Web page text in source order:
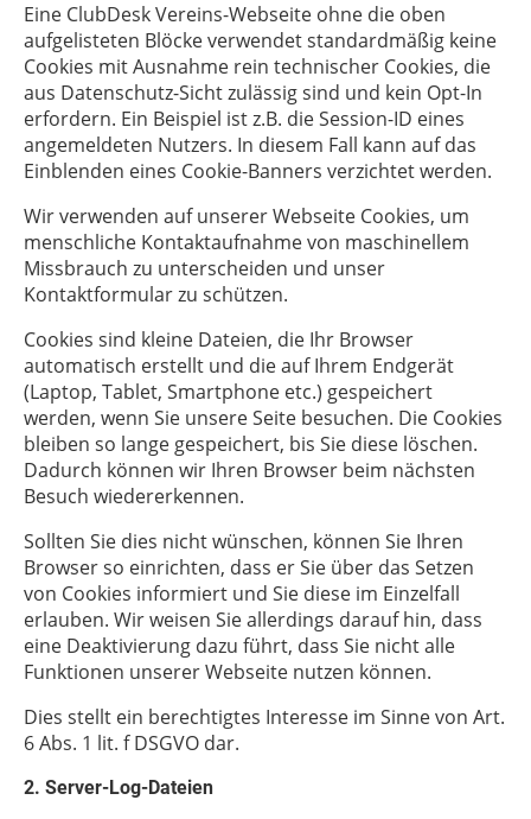
Eine ClubDesk Vereins-Webseite ohne die oben
aufgelisteten Blöcke verwendet standardmäßig keine
Cookies mit Ausnahme rein technischer Cookies, die
aus Datenschutz-Sicht zulässig sind und kein Opt-In
erfordern. Ein Beispiel ist z.B. die Session-ID eines
angemeldeten Nutzers. In diesem Fall kann auf das
Einblenden eines Cookie-Banners verzichtet werden.
Wir verwenden auf unserer Webseite Cookies, um
menschliche Kontaktaufnahme von maschinellem
Missbrauch zu unterscheiden und unser
Kontaktformular zu schützen.
Cookies sind kleine Dateien, die Ihr Browser
automatisch erstellt und die auf Ihrem Endgerät
(Laptop, Tablet, Smartphone etc.) gespeichert
werden, wenn Sie unsere Seite besuchen. Die Cookies
bleiben so lange gespeichert, bis Sie diese löschen.
Dadurch können wir Ihren Browser beim nächsten
Besuch wiedererkennen.
Sollten Sie dies nicht wünschen, können Sie Ihren
Browser so einrichten, dass er Sie über das Setzen
von Cookies informiert und Sie diese im Einzelfall
erlauben. Wir weisen Sie allerdings darauf hin, dass
eine Deaktivierung dazu führt, dass Sie nicht alle
Funktionen unserer Webseite nutzen können.
Dies stellt ein berechtigtes Interesse im Sinne von Art.
6 Abs. 1 lit. f DSGVO dar.
2. Server-Log-Dateien